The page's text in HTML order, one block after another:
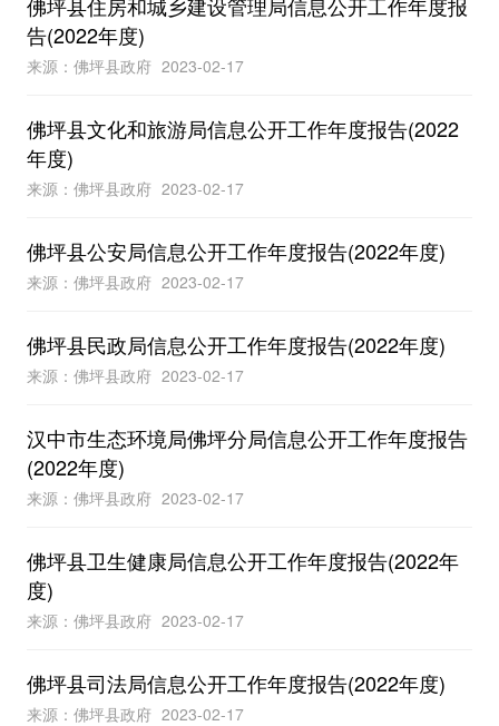
告(2022年度)
来源：佛坪县政府 2023-02-17
佛坪县文化和旅游局信息公开工作年度报告(2022
年度)
来源：佛坪县政府 2023-02-17
佛坪县公安局信息公开工作年度报告(2022年度)
来源：佛坪县政府 2023-02-17
佛坪县民政局信息公开工作年度报告(2022年度)
来源：佛坪县政府 2023-02-17
汉中市生态环境局佛坪分局信息公开工作年度报告
(2022年度)
来源：佛坪县政府 2023-02-17
佛坪县卫生健康局信息公开工作年度报告(2022年
度)
来源：佛坪县政府 2023-02-17
佛坪县司法局信息公开工作年度报告(2022年度)
来源：佛坪县政府 2023-02-17